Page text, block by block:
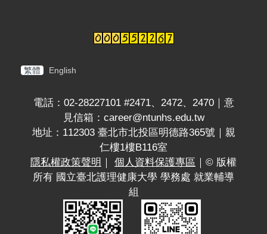
繁體 English
電話：02-28227101 #2471、2472、2470｜意
見信箱：career@ntunhs.edu.tw
地址：112303 臺北市北投區明德路365號｜親
仁樓1樓B116室
隱私權政策聲明
個人資料保護專區
｜© 版權
所有 國立臺北護理健康大學 學務處 就業輔導
組